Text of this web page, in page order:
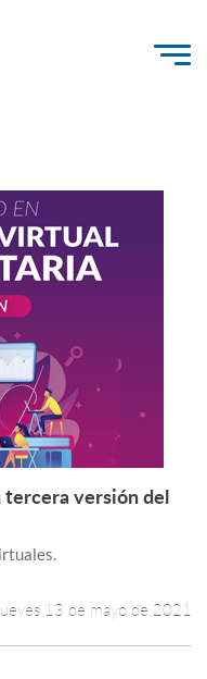
Leer más +
tercera versión del
13 de mayo de 2021